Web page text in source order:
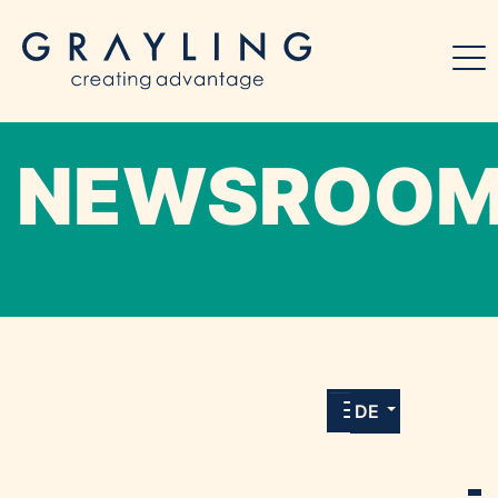
allen Meldungen und Downloads unserer
DE